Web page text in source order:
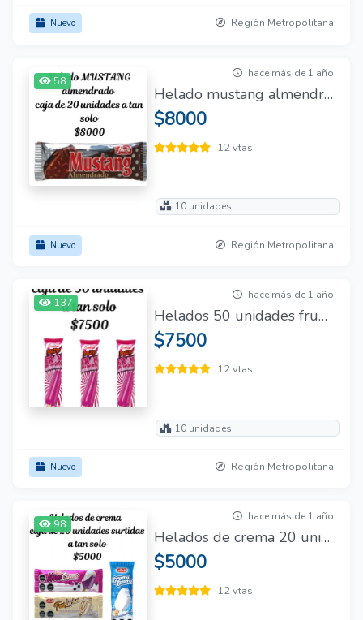
Nuevo Región Metropolitana
58
hace más de 1 año
Helado mustang almendrado
$8000
12 vtas.
10 unidades
Nuevo Región Metropolitana
137
hace más de 1 año
Helados 50 unidades fruna
$7500
12 vtas.
10 unidades
Nuevo Región Metropolitana
98
hace más de 1 año
Helados de crema 20 unidades
$5000
12 vtas.